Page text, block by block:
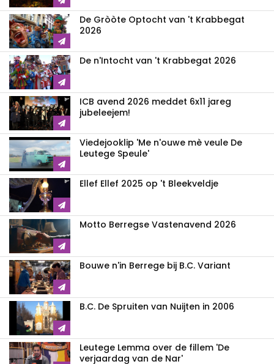
De Gròòte Optocht van 't Krabbegat
2026
De n'Intocht van 't Krabbegat 2026
ICB avend 2026 meddet 6x11 jareg
jubeleejem!
Viedejooklip 'Me n'ouwe mè veule De
Leutege Speule'
Ellef Ellef 2025 op 't Bleekveldje
Motto Berregse Vastenavend 2026
Bouwe n'in Berrege bij B.C. Variant
B.C. De Spruiten van Nuijten in 2006
Leutege Lemma over de fillem 'De
verjaardag van de Nar'